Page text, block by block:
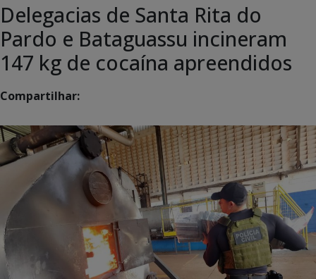
Delegacias de Santa Rita do
Pardo e Bataguassu incineram
147 kg de cocaína apreendidos
Compartilhar: